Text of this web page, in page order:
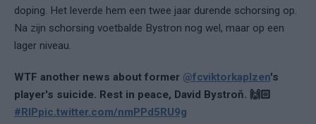
doping. Het leverde hem een twee jaar durende schorsing op.
Na zijn schorsing voetbalde Bystron nog wel, maar op een
lager niveau.
WTF another news about former @fcviktorkaplzen's
player's suicide. Rest in peace, David Bystroň. 🙌🏻
#RIPpic.twitter.com/nmPPd5RU9g